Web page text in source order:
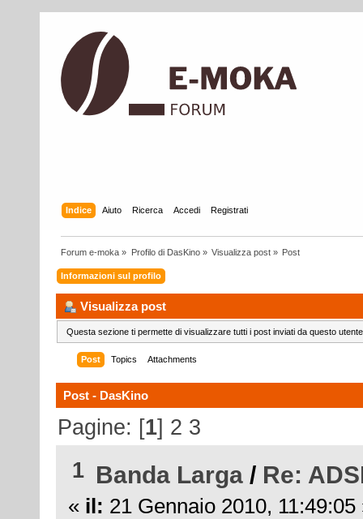
Indice Aiuto Ricerca Accedi Registrati
Forum e-moka » Profilo di DasKino» Visualizza post» Post
Informazioni sul profilo
Visualizza post
Questa sezione ti permette di visualizzare tutti i post inviati da questo
Post Topics Attachments
Post - DasKino
Pagine: [1] 2 3
1 Banda Larga / Re:
« il: 21 Gennaio 2010, 11:49:05